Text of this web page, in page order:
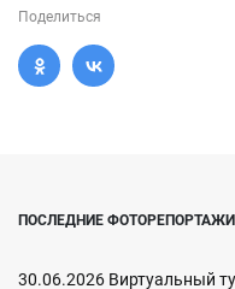
Поделиться
ПОСЛЕДНИЕ ФОТОРЕПОРТАЖИ
30.06.2026 Виртуальный